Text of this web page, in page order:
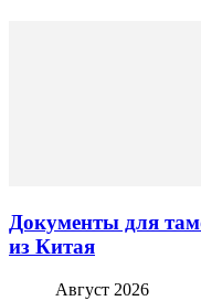
Документы для
из Китая
Август 2026